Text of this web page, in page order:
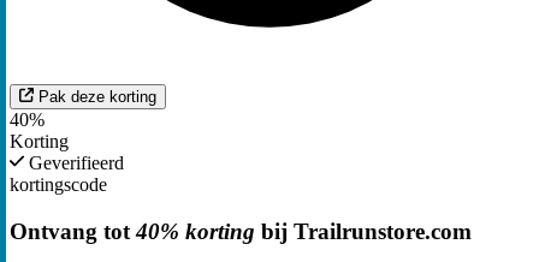
Pak deze korting
40%
Korting
Geverifieerd
kortingscode
Ontvang tot40% korting bij Trailrunstore.com